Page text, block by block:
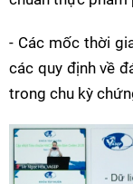
- Các mốc thời
các quy định về
trong chu kỳ